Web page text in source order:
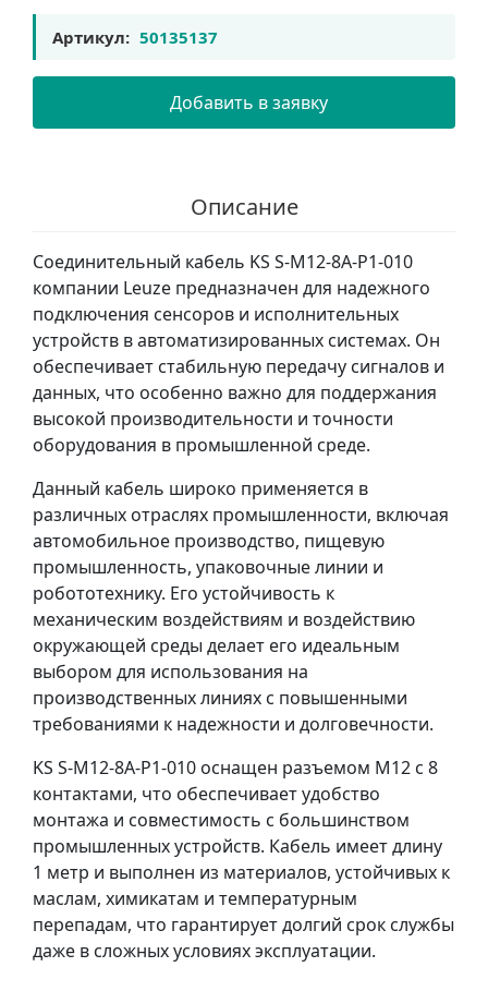
Артикул: 50135137
Добавить в заявку
Описание
Соединительный кабель KS S-M12-8A-P1-010
компании Leuze предназначен для надежного
подключения сенсоров и исполнительных
устройств в автоматизированных системах. Он
обеспечивает стабильную передачу сигналов и
данных, что особенно важно для поддержания
высокой производительности и точности
оборудования в промышленной среде.
Данный кабель широко применяется в
различных отраслях промышленности, включая
автомобильное производство, пищевую
промышленность, упаковочные линии и
робототехнику. Его устойчивость к
механическим воздействиям и воздействию
окружающей среды делает его идеальным
выбором для использования на
производственных линиях с повышенными
требованиями к надежности и долговечности.
KS S-M12-8A-P1-010 оснащен разъемом M12 с 8
контактами, что обеспечивает удобство
монтажа и совместимость с большинством
промышленных устройств. Кабель имеет длину
1 метр и выполнен из материалов, устойчивых к
маслам, химикатам и температурным
перепадам, что гарантирует долгий срок службы
даже в сложных условиях эксплуатации.